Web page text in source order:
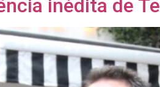
inédita de